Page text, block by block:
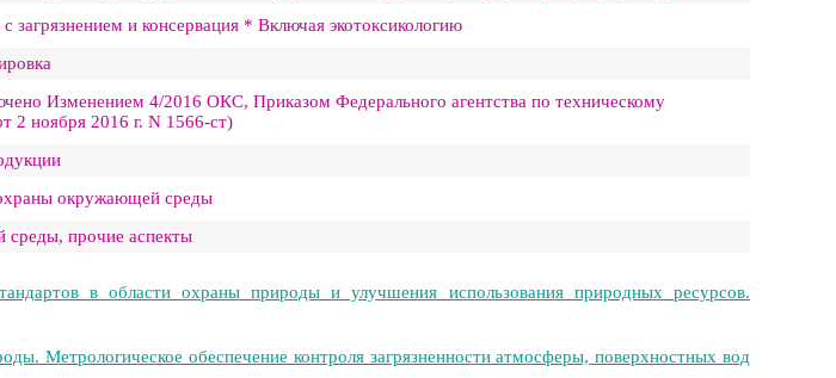
загрязнением и консервация * Включая экотоксикологию
Изменением 4/2016 ОКС, Приказом Федерального агентства по техническому
2 ноября 2016 г. N 1566-ст)
окружающей среды
прочие аспекты
в области охраны природы и улучшения использования природных ресурсов.
Метрологическое обеспечение контроля загрязненности атмосферы, поверхностных вод